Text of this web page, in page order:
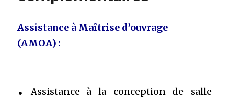
Assistance à Maîtrise d’ouvrage
(AMOA) :
. Assistance à la conception de salle